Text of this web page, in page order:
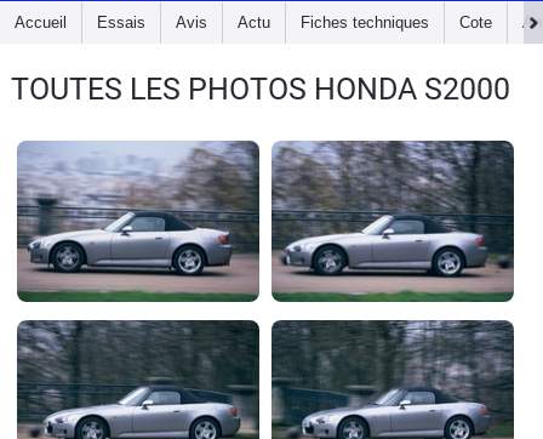
Essais
Guide
d'achat
Electriques
Utilitaires
Flottes
Auto
Accueil Essais Avis Actu Fiches techniques Cote
TOUTES LES PHOTOS HONDA S2000